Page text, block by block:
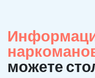
можете